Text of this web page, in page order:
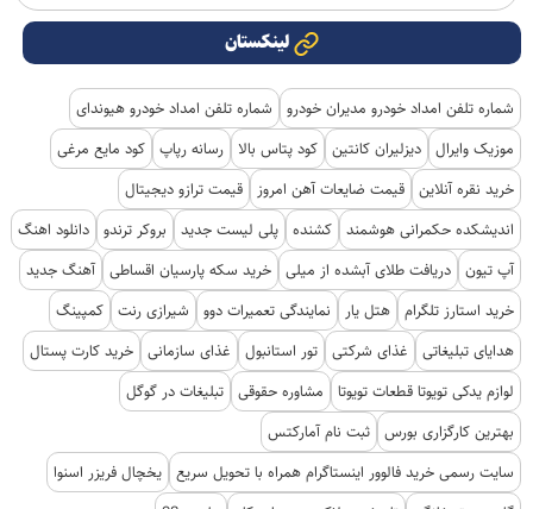
لینکستان
شماره تلفن امداد خودرو مدیران خودرو
شماره تلفن امداد خودرو هیوندای
موزیک وایرال دیزلیران کانتین کود پتاس بالا رسانه رپاپ کود مایع مرغی
خرید نقره آنلاین قیمت ضایعات آهن امروز
قیمت ترازو دیجیتال
اندیشکده حکمرانی هوشمند کشنده پلی لیست جدید بروکر ترندو دانلود اهنگ
آپ تیون دریافت طلای آبشده از میلی خرید سکه پارسیان اقساطی آهنگ جدید
خرید استارز تلگرام هتل یار نمایندگی تعمیرات دوو شیرازی رنت کمپینگ
هدایای تبلیغاتی
غذای شرکتی تور استانبول غذای سازمانی خرید کارت پستال
لوازم یدکی تویوتا قطعات تویوتا
مشاوره حقوقی تبلیغات در گوگل
بهترین کارگزاری بورس ثبت نام آمارکتس
سایت رسمی خرید فالوور اینستاگرام همراه با تحویل سریع یخچال فریزر اسنوا